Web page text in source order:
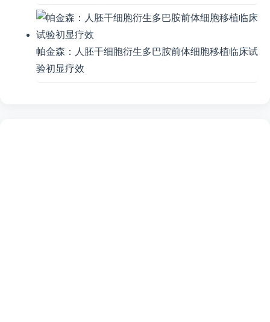
帕金森：人胚干细胞衍生多巴胺前体细胞移植临床试
验初显疗效